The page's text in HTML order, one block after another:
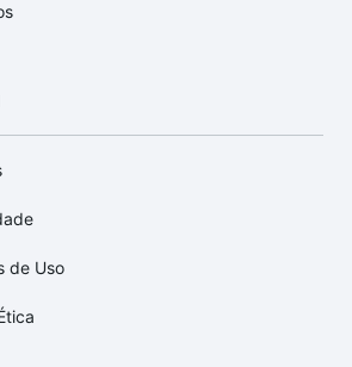
de Uso